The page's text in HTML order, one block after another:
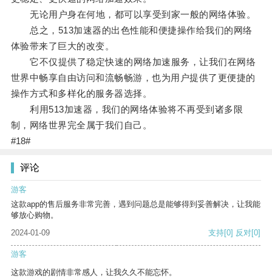
无论用户身在何地，都可以享受到家一般的网络体验。
总之，513加速器的出色性能和便捷操作给我们的网络
体验带来了巨大的改变。
它不仅提供了稳定快速的网络加速服务，让我们在网络
世界中畅享自由访问和流畅畅游，也为用户提供了更便捷的
操作方式和多样化的服务器选择。
利用513加速器，我们的网络体验将不再受到诸多限
制，网络世界完全属于我们自己。
#18#
评论
游客
这款app的售后服务非常完善，遇到问题总是能够得到妥善解决，让我能
够放心购物。
2024-01-09
支持[0] 反对[0]
游客
这款游戏的剧情非常感人，让我久久不能忘怀。